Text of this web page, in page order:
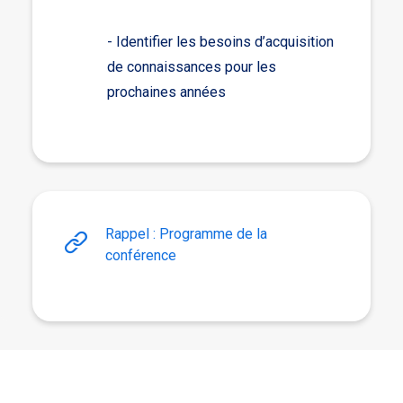
- Identifier les besoins d’acquisition
de connaissances pour les
prochaines années
Rappel : Programme de la
conférence